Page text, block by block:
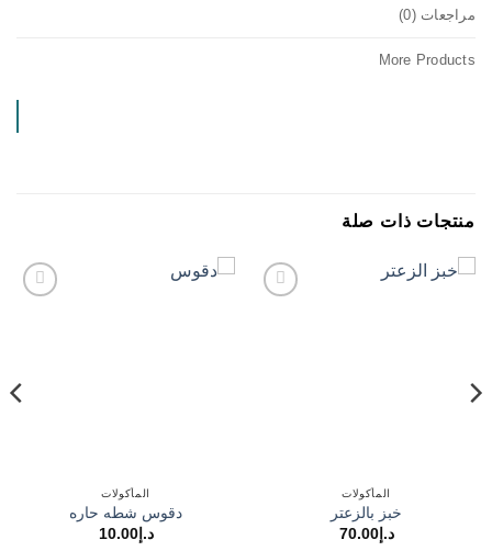
مراجعات (0)
More Products
منتجات ذات صلة
المأكولات
خبز بالزعتر
د.إ70.00
المأكولات
دقوس شطه حاره
د.إ10.00